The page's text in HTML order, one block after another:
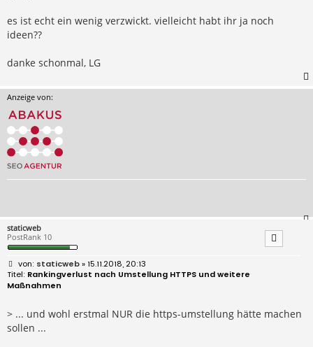
es ist echt ein wenig verzwickt. vielleicht habt ihr ja noch
ideen??
danke schonmal, LG
Anzeige von:
staticweb
PostRank 10
B
e
t
g
staticweb» 15.11.2018, 20:13
Rankingverlust nach Umstellung HTTPS und weitere
Maßnahmen
> ... und wohl erstmal NUR die https-umstellung hätte machen
sollen ...